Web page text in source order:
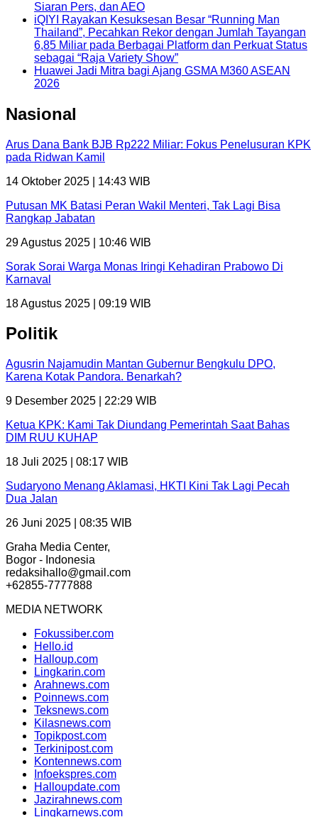
Siaran Pers, dan AEO
iQIYI Rayakan Kesuksesan Besar “Running Man
Thailand”, Pecahkan Rekor dengan Jumlah Tayangan
6,85 Miliar pada Berbagai Platform dan Perkuat Status
sebagai “Raja Variety Show”
Huawei Jadi Mitra bagi Ajang GSMA M360 ASEAN
2026
Nasional
Arus Dana Bank BJB Rp222 Miliar: Fokus Penelusuran KPK
pada Ridwan Kamil
14 Oktober 2025 | 14:43 WIB
Putusan MK Batasi Peran Wakil Menteri, Tak Lagi Bisa
Rangkap Jabatan
29 Agustus 2025 | 10:46 WIB
Sorak Sorai Warga Monas Iringi Kehadiran Prabowo Di
Karnaval
18 Agustus 2025 | 09:19 WIB
Politik
Agusrin Najamudin Mantan Gubernur Bengkulu DPO,
Karena Kotak Pandora. Benarkah?
9 Desember 2025 | 22:29 WIB
Ketua KPK: Kami Tak Diundang Pemerintah Saat Bahas
DIM RUU KUHAP
18 Juli 2025 | 08:17 WIB
Sudaryono Menang Aklamasi, HKTI Kini Tak Lagi Pecah
Dua Jalan
26 Juni 2025 | 08:35 WIB
Graha Media Center,
Bogor - Indonesia
redaksihallo@gmail.com
+62855-7777888
MEDIA NETWORK
Fokussiber.com
Hello.id
Halloup.com
Lingkarin.com
Arahnews.com
Poinnews.com
Teksnews.com
Kilasnews.com
Topikpost.com
Terkinipost.com
Kontennews.com
Infoekspres.com
Halloupdate.com
Jazirahnews.com
Lingkarnews.com